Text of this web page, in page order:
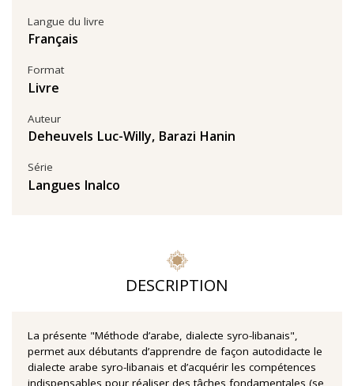
Auteur
Deheuvels Luc-Willy, Barazi Hanin
Série
Langues Inalco
Langue du livre
Français
Format
Livre
DESCRIPTION
La présente "Méthode d’arabe, dialecte syro-libanais",
permet aux débutants d’apprendre de façon autodidacte le
dialecte arabe syro-libanais et d’acquérir les compétences
indispensables pour réaliser des tâches fondamentales (se